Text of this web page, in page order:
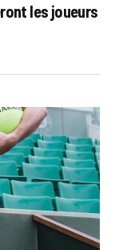
les joueurs